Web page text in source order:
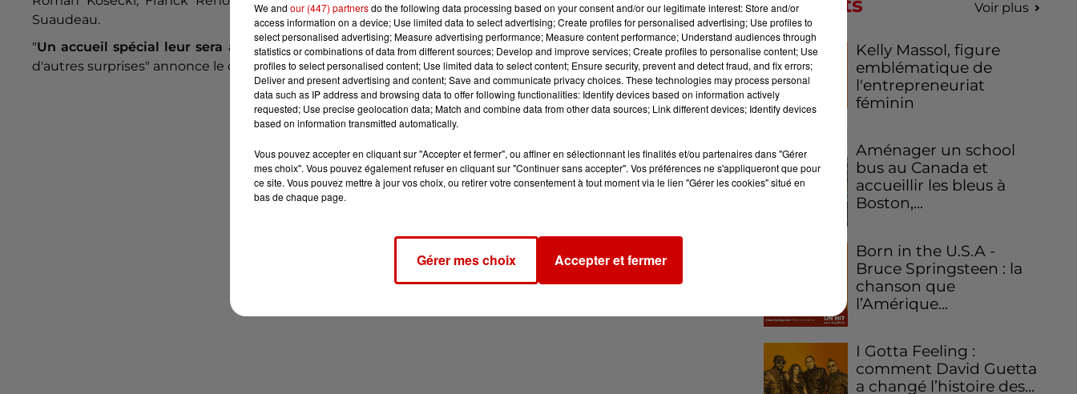
Suaudeau.
"Un accueil spécial leur sera accordé, et une présentation au public de la Beaujoire est prévue, ainsi que
d'autres surprises" annonce le club.
Voir plus
Kelly Massol, figure
emblématique de
l'entrepreneuriat
féminin
Aménager un school
bus au Canada et
accueillir les bleus à
Boston,...
Born in the U.S.A -
Bruce Springsteen : la
chanson que
l’Amérique...
I Gotta Feeling :
comment David Guetta
a changé l’histoire des...
We and our (447) partnersdo the following data processing based on your consent and/or our legitimate interest: Store and/or
access information on a device; Use limited data to select advertising; Create profiles for personalised advertising; Use profiles to
select personalised advertising; Measure advertising performance; Measure content performance; Understand audiences through
statistics or combinations of data from different sources; Develop and improve services; Create profiles to personalise content; Use
profiles to select personalised content; Use limited data to select content; Ensure security, prevent and detect fraud, and fix errors;
Deliver and present advertising and content; Save and communicate privacy choices. These technologies may process personal
data such as IP address and browsing data to offer following functionalities: Identify devices based on information actively
requested; Use precise geolocation data; Match and combine data from other data sources; Link different devices; Identify devices
based on information transmitted automatically.
Vous pouvez accepter en cliquant sur "Accepter et fermer", ou affiner en sélectionnant les finalités et/ou partenaires dans "Gérer
mes choix". Vous pouvez également refuser en cliquant sur "Continuer sans accepter". Vos préférences ne s'appliqueront que pour
ce site. Vous pouvez mettre à jour vos choix, ou retirer votre consentement à tout moment via le lien "Gérer les cookies" situé en
bas de chaque page.
Gérer mes choix Accepter et fermer